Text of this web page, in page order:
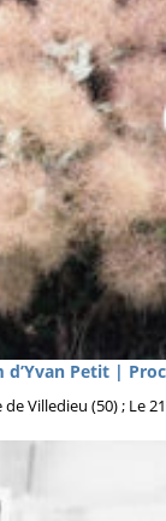
d’Yvan Petit |
Villedieu (50) ; Le